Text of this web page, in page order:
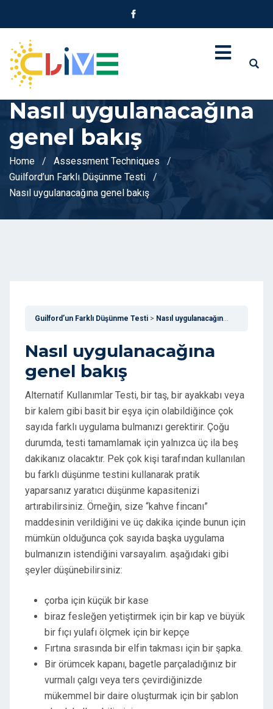
Nasıl uygulanacağına
genel bakış
Home
Assessment Techniques
Guilford’un Farklı Düşünme Testi
Nasıl uygulanacağına genel bakış
Guilford’un Farklı Düşünme Testi Nasıl uygulanacağına genel bakış
Nasıl uygulanacağına
genel bakış
Alternatif Kullanımlar Testi, bir taş, bir ayakkabı veya
bir kalem gibi basit bir eşya için olabildiğince çok
sayıda farklı uygulama bulmanızı gerektirir. Çoğu
durumda, testi tamamlamak için yalnızca üç ila beş
dakikanız olacaktır. Pek çok kişi tarafından kullanılan
bu farklı düşünme testini kullanarak pratik
yaparsanız yaratıcı düşünme kapasitenizi
artırabilirsiniz. Örneğin, size “kahve fincanı”
maddesinin verildiğini ve üç dakika içinde bunun için
mümkün olduğunca çok sayıda başka uygulama
bulmanızın istendiğini varsayalım. aşağıdaki gibi
şeyler düşünebilirsiniz:
çorba için küçük bir kase
biraz fesleğen yetiştirmek için bir kap ve büyük
bir fıçı yulafı ölçmek için bir kepçe
Fırtına sırasında bir elfin takması için bir şapka.
Bir örümcek kapanı, bagetle parçaladığınız bir
vurmalı çalgı veya ters çevirdiğinizde
mükemmel bir daire oluşturmak için bir şablon